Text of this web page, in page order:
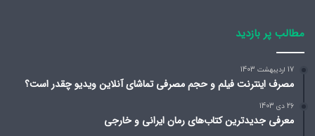
مطالب پر بازدید
17 اردیبهشت 1403
مصرف اینترنت فیلم و حجم مصرفی تماشای آنلاین ویدیو چقدر است؟
26 دی 1403
معرفی جدیدترین کتاب‌های رمان ایرانی و خارجی